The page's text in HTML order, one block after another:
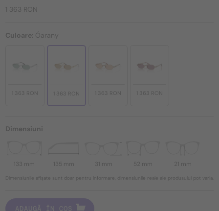
1 363 RON
Culoare: Óarany
1 363 RON 1 363 RON 1 363 RON 1 363 RON
Dimensiuni
133 mm 135 mm 31 mm 52 mm 21 mm
Dimensiunile afișate sunt doar pentru informare, dimensiunile reale ale produsului pot varia.
ADAUGĂ ÎN COȘ